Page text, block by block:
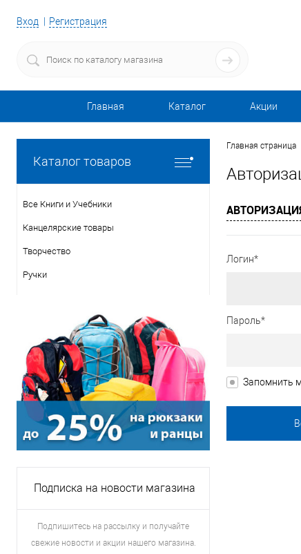
Вход Регистрация
Главная Каталог Акции
Каталог товаров
Все Книги и Учебники
Канцелярские товары
Творчество
Ручки
Подписка на новости магазина
Подпишитесь на рассылку и получайте
свежие новости и акции нашего магазина.
Главная страница
Логин*
Пароль*
Запомнить